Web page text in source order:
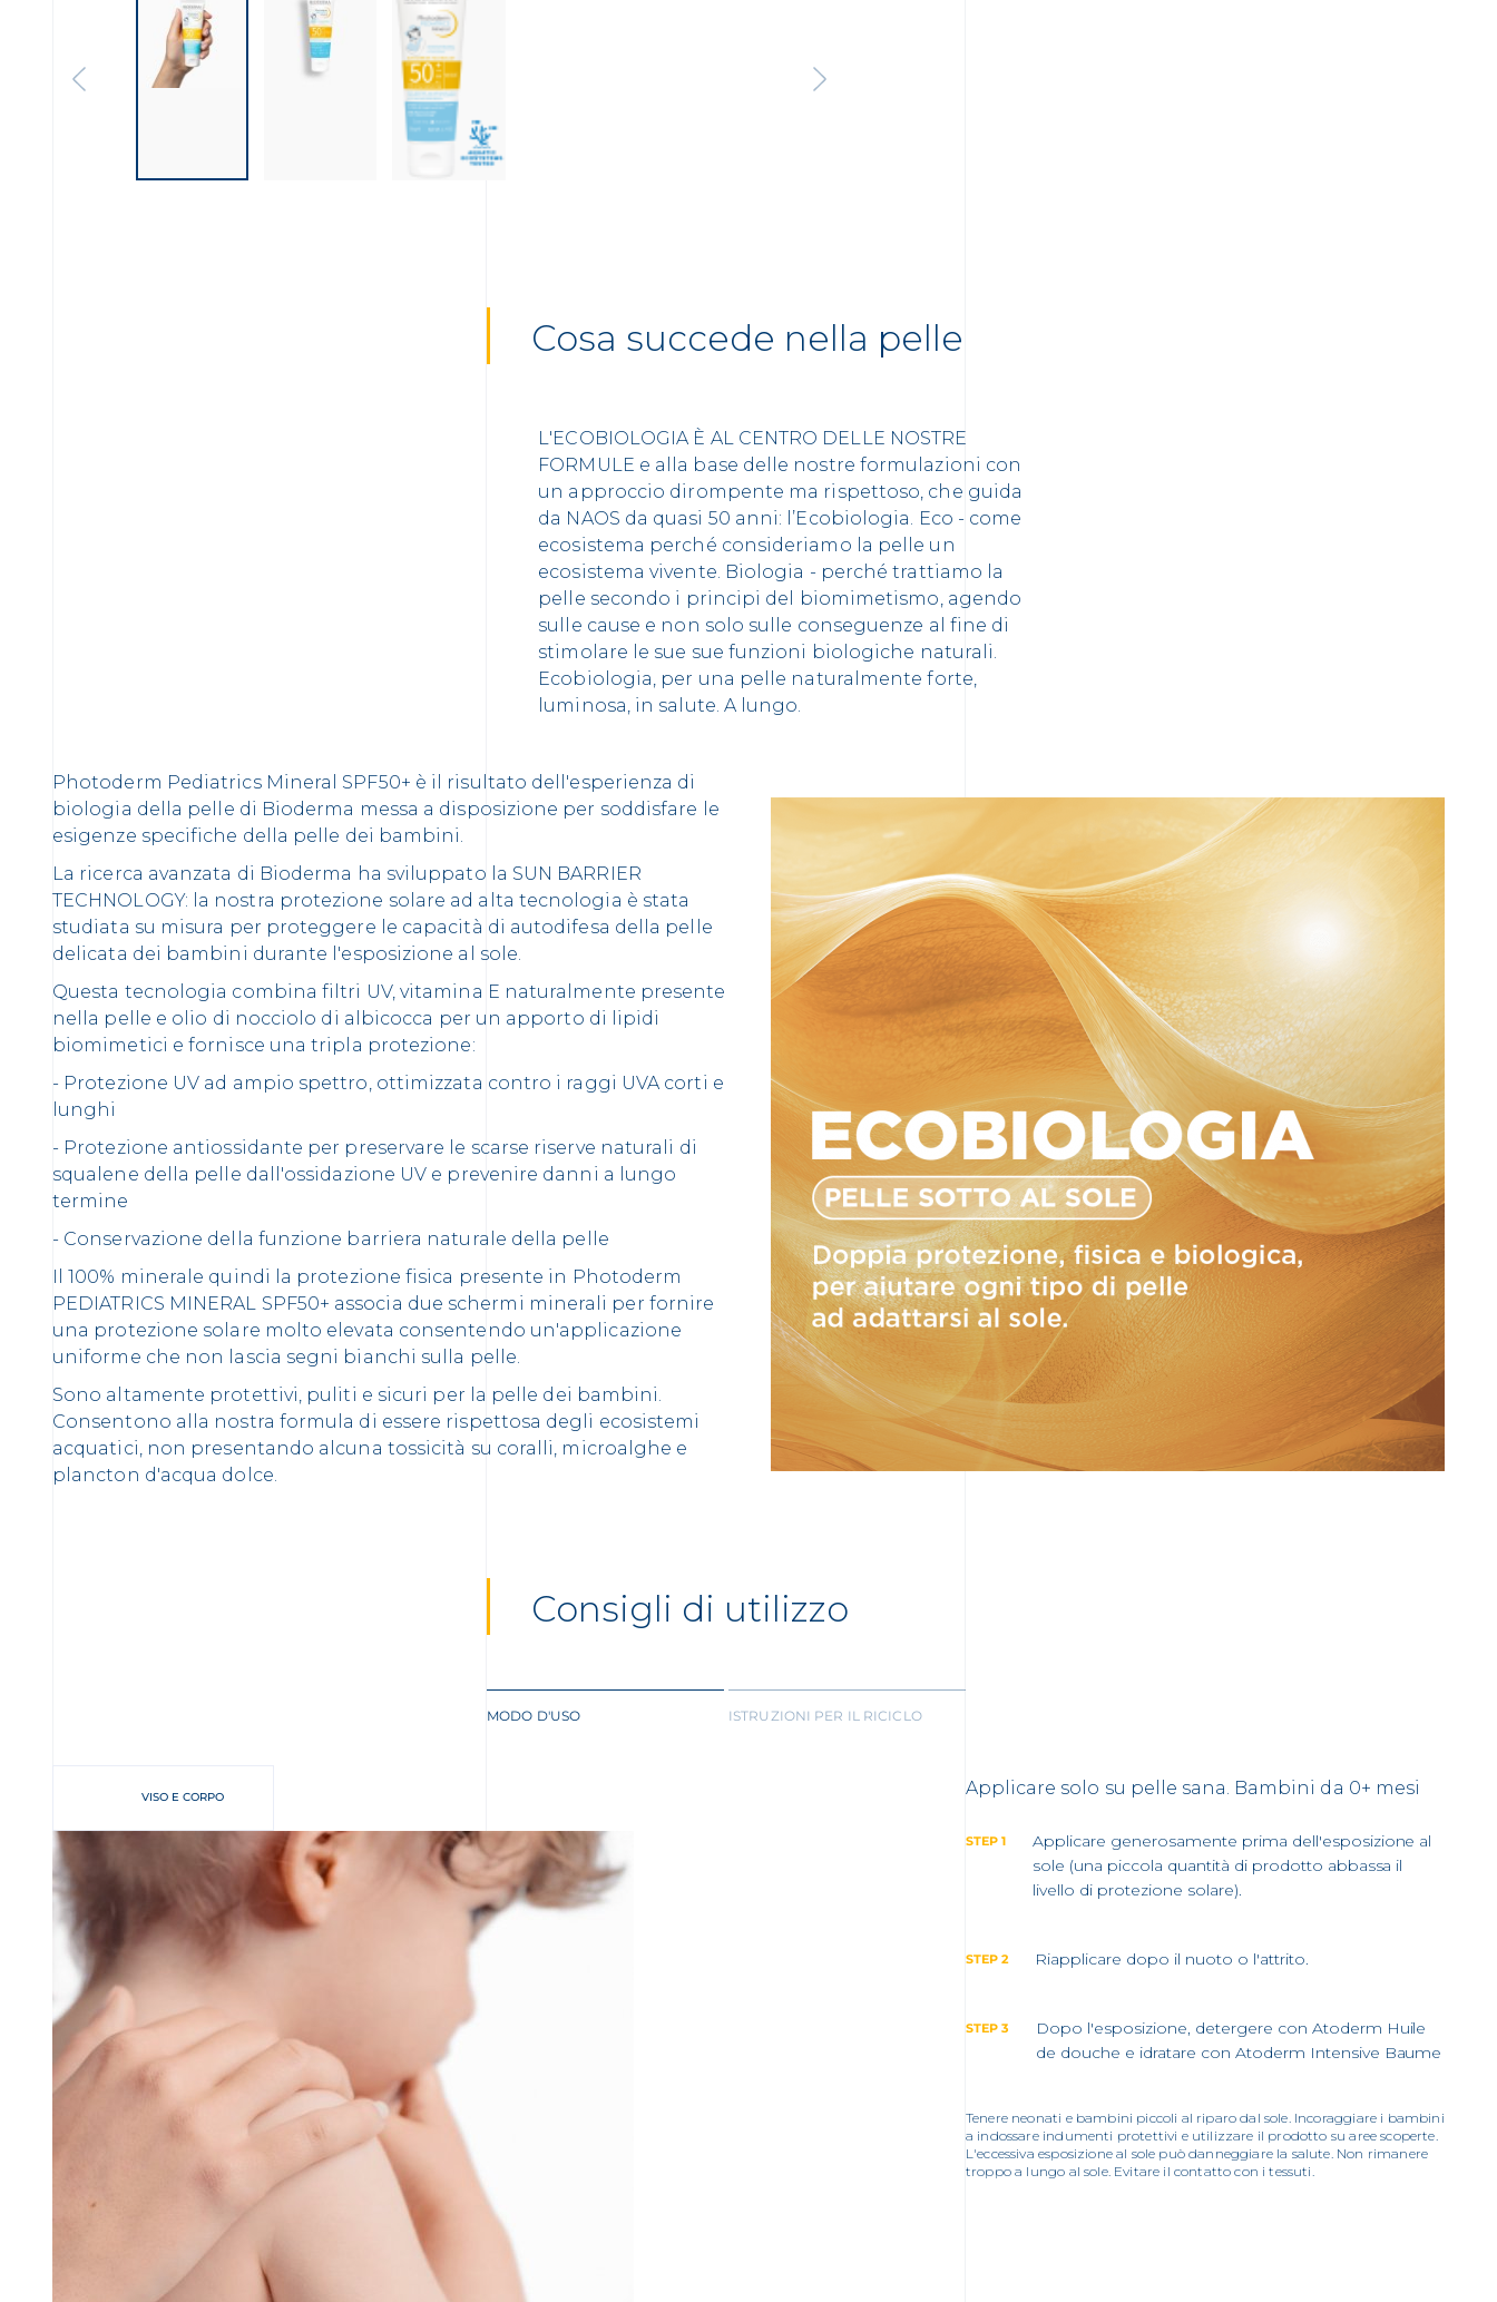
Cosa succede nella pelle
L'ECOBIOLOGIA È AL CENTRO DELLE NOSTRE
FORMULE e alla base delle nostre formulazioni con
un approccio dirompente ma rispettoso, che guida
da NAOS da quasi 50 anni: l’Ecobiologia. Eco - come
ecosistema perché consideriamo la pelle un
ecosistema vivente. Biologia - perché trattiamo la
pelle secondo i principi del biomimetismo, agendo
sulle cause e non solo sulle conseguenze al fine di
stimolare le sue sue funzioni biologiche naturali.
Ecobiologia, per una pelle naturalmente forte,
luminosa, in salute. A lungo.
Photoderm Pediatrics Mineral SPF50+ è il risultato dell'esperienza di
biologia della pelle di Bioderma messa a disposizione per soddisfare le
esigenze specifiche della pelle dei bambini.
La ricerca avanzata di Bioderma ha sviluppato la SUN BARRIER
TECHNOLOGY: la nostra protezione solare ad alta tecnologia è stata
studiata su misura per proteggere le capacità di autodifesa della pelle
delicata dei bambini durante l'esposizione al sole.
Questa tecnologia combina filtri UV, vitamina E naturalmente presente
nella pelle e olio di nocciolo di albicocca per un apporto di lipidi
biomimetici e fornisce una tripla protezione:
- Protezione UV ad ampio spettro, ottimizzata contro i raggi UVA corti e
lunghi
- Protezione antiossidante per preservare le scarse riserve naturali di
squalene della pelle dall'ossidazione UV e prevenire danni a lungo
termine
- Conservazione della funzione barriera naturale della pelle
Il 100% minerale quindi la protezione fisica presente in Photoderm
PEDIATRICS MINERAL SPF50+ associa due schermi minerali per fornire
una protezione solare molto elevata consentendo un'applicazione
uniforme che non lascia segni bianchi sulla pelle.
Sono altamente protettivi, puliti e sicuri per la pelle dei bambini.
Consentono alla nostra formula di essere rispettosa degli ecosistemi
acquatici, non presentando alcuna tossicità su coralli, microalghe e
plancton d'acqua dolce.
Consigli di utilizzo
MODO D'USO ISTRUZIONI PER IL RICICLO
VISO E CORPO Applicare solo su pelle sana. Bambini da 0+ mesi
STEP 1
Applicare generosamente prima dell'esposizione al
sole (una piccola quantità di prodotto abbassa il
livello di protezione solare).
STEP 2 Riapplicare dopo il nuoto o l'attrito.
STEP 3
Dopo l'esposizione, detergere con Atoderm Huile
de douche e idratare con Atoderm Intensive Baume
Tenere neonati e bambini piccoli al riparo dal sole. Incoraggiare i bambini
a indossare indumenti protettivi e utilizzare il prodotto su aree scoperte.
L'eccessiva esposizione al sole può danneggiare la salute. Non rimanere
troppo a lungo al sole. Evitare il contatto con i tessuti.